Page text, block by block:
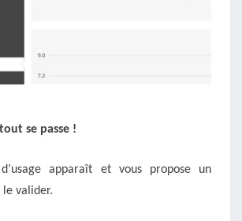
se passe !
apparaît et vous propose un
valider.